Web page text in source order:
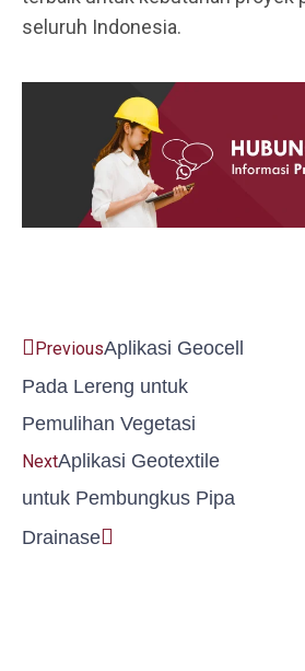
seluruh Indonesia.
PreviousAplikasi Geocell
Pada Lereng untuk
Pemulihan Vegetasi
NextAplikasi Geotextile
untuk Pembungkus Pipa
Drainase